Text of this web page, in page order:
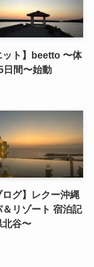
ット】beetto 〜体
日間〜始動
ログ】レクー沖縄
リゾート 宿泊記
北谷〜